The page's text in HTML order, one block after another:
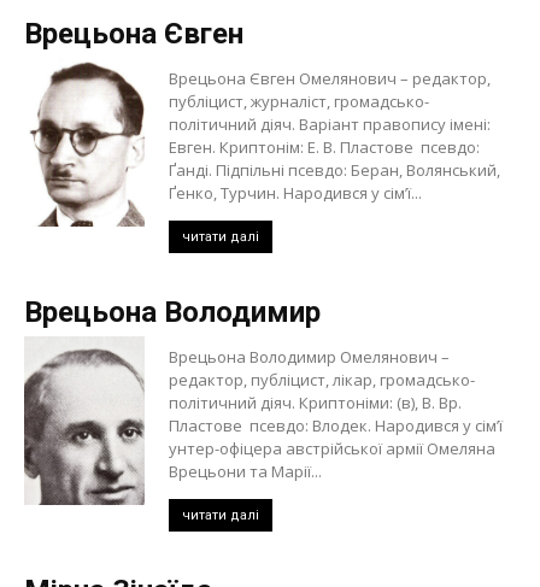
Врецьона Євген
Врецьона Євген Омелянович – редактор,
публіцист, журналіст, громадсько-
політичний діяч. Варіант правопису імені:
Евген. Криптонім: Е. В. Пластове псевдо:
Ґанді. Підпільні псевдо: Беран, Волянський,
Ґенко, Турчин. Народився у сім’ї...
читати далі
Врецьона Володимир
Врецьона Володимир Омелянович –
редактор, публіцист, лікар, громадсько-
політичний діяч. Криптоніми: (в), В. Вр.
Пластове псевдо: Влодек. Народився у сім’ї
унтер-офіцера австрійської армії Омеляна
Врецьони та Марії...
читати далі